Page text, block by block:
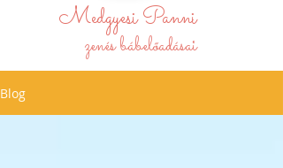
Medgyesi Panni
zenés bábelőadásai
Blog